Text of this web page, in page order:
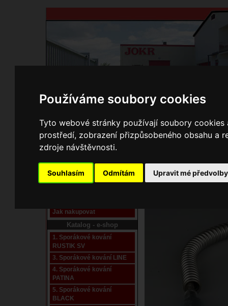
Používáme soubory cookies
Tyto webové stránky používají soubory
prostředí, zobrazení přizpůsobeného obsahu a
zdroje návštěvnosti.
Souhlasím Odmítám Upravit mé předvolby
Domů Kontakty Přihlášení Ke
Pracoviště laser
Nové pracoviště firmy
Jak nakupovat
Katalog - e-shop
1. Sporákové kování
RUSTIK SV
3. Sporákové kování LINE
4. Sporákové kování
PATINA
5. Sporákové kování
BLACK
E-shop JOKR
10270500